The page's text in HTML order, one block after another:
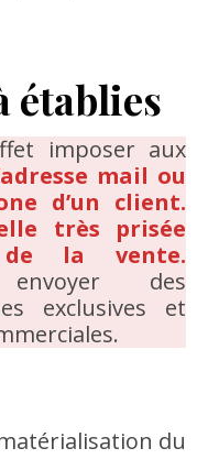
établies
imposer aux
mail ou
d’un client.
très prisée
la vente.
des
exclusives et
du